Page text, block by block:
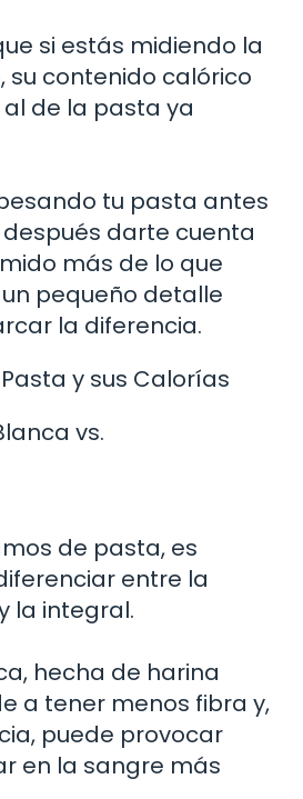
si estás midiendo la
su contenido calórico
de la pasta ya
tu pasta antes
darte cuenta
más de lo que
pequeño detalle
la diferencia.
y sus Calorías
vs.
de pasta, es
entre la
la integral.
hecha de harina
a tener menos fibra y,
puede provocar
en la sangre más